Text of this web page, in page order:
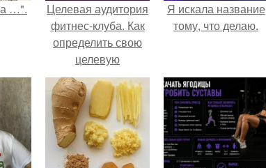
…".
Целевая аудитория
фитнес-клуба. Как
определить свою
целевую
аудиторию: 11
основных
параметров (
параметры
составления
портрета ЦА).
Я искала название
тому, что делаю.